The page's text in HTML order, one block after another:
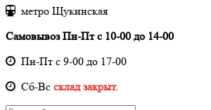
метро Щукинская
Самовывоз Пн-Пт с 10-00 до 14-00
Пн-Пт с 9-00 до 17-00
Cб-Вс склад закрыт.